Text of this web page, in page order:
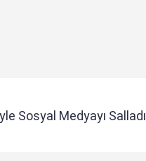
Sosyal Medyayı Salladı